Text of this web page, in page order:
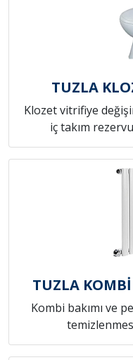
TUZLA
Klozet vitrifiye
iç takım
TUZLA KOMBİ
Kombi bakımı ve